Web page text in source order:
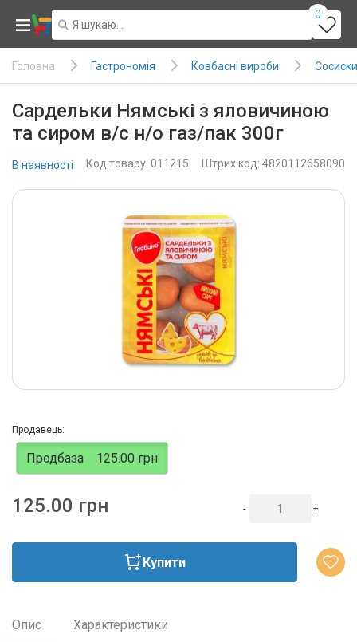
0
Головна Гастрономія Ковбасні вироби
Сардельки Нямські з яловичиною
та сиром в/с н/о газ/пак 300г
В наявності Код товару: 011215 Штрих код: 4820112658090
Продавець:
Продбаза 125.00 грн
125.00 грн - +
Купити
Опис Характеристики